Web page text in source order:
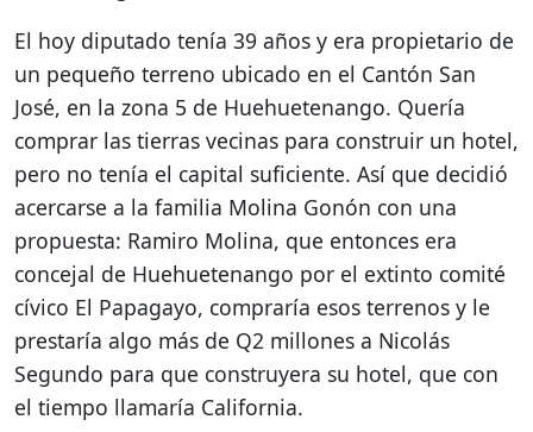
El hoy diputado tenía 39 años y era propietario de
un pequeño terreno ubicado en el Cantón San
José, en la zona 5 de Huehuetenango. Quería
comprar las tierras vecinas para construir un hotel,
pero no tenía el capital suficiente. Así que decidió
acercarse a la familia Molina Gonón con una
propuesta: Ramiro Molina, que entonces era
concejal de Huehuetenango por el extinto comité
cívico El Papagayo, compraría esos terrenos y le
prestaría algo más de Q2 millones a Nicolás
Segundo para que construyera su hotel, que con
el tiempo llamaría California.